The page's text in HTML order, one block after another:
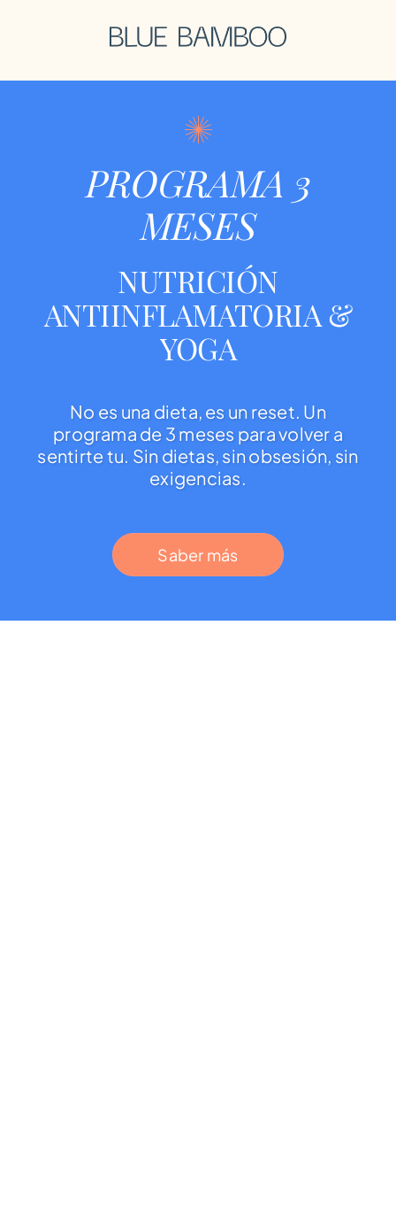
PROGRAMA 3
MESES
NUTRICIÓN
ANTIINFLAMATORIA &
YOGA
No es una dieta, es un reset. Un
programa de 3 meses para volver a
sentirte tu. Sin dietas, sin obsesión, sin
exigencias.
Saber más